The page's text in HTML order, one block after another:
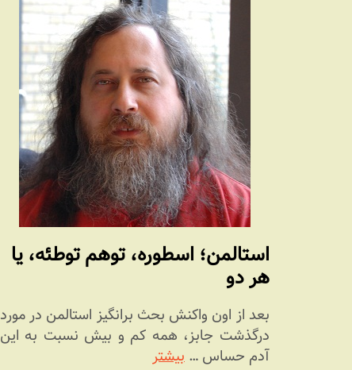
استالمن؛ اسطوره، توهم توطئه، یا
هر دو
بعد از اون واکنش بحث برانگیز استالمن در مورد
درگذشت جابز، همه کم و بیش نسبت به این
آدم حساس …بیشتر